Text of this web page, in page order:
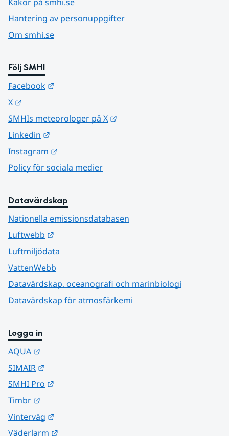
Hantering av personuppgifter
Om smhi.se
Följ SMHI
Facebook
X
SMHIs meteorologer på X
Linkedin
Instagram
Policy för sociala medier
Datavärdskap
Nationella emissionsdatabasen
Luftwebb
Luftmiljödata
VattenWebb
Datavärdskap, oceanografi och marinbiologi
Datavärdskap för atmosfärkemi
Logga in
AQUA
SIMAIR
SMHI Pro
Timbr
Vinterväg
Väderlarm